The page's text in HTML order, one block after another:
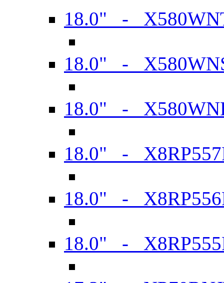
18.0" -
18.0" -
18.0" -
18.0" -
18.0" -
18.0" -